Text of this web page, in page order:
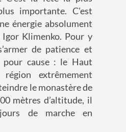
importante. C'est
énergie absolument
Igor Klimenko. Pour y
de patience et
pour cause : le Haut
extrêmement
le monastère de
mètres d’altitude, il
de marcheen